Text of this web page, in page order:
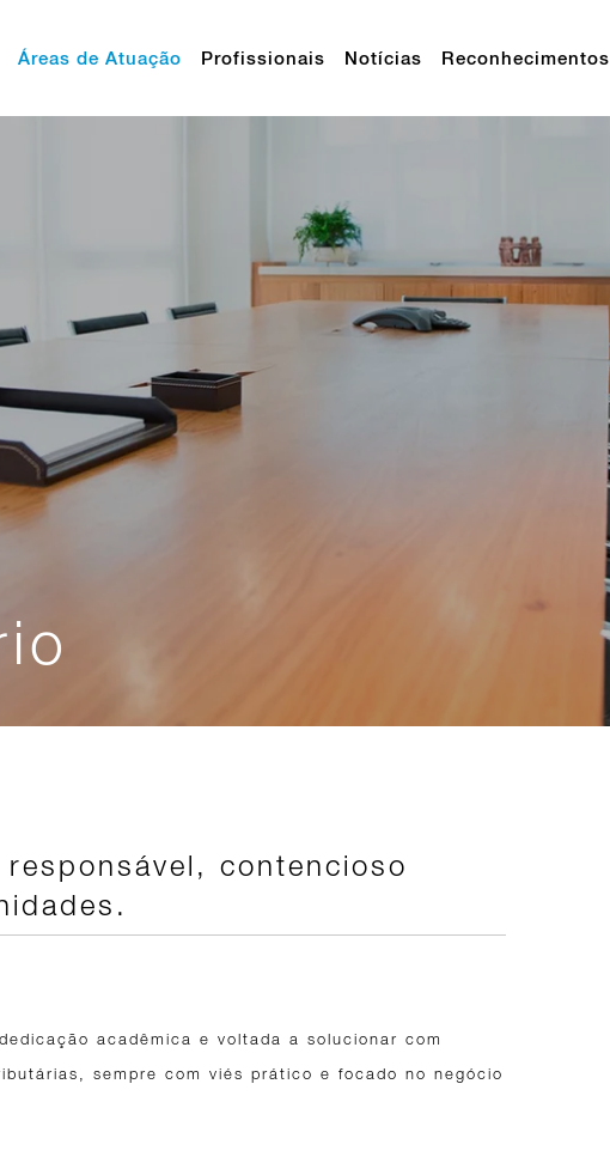
Áreas de Atuação Profissionais Notícias Reconhecimentos
contencioso
acadêmica e voltada a solucionar com
sempre com viés prático e focado no negócio